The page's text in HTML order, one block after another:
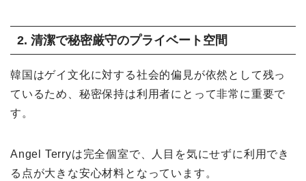
2. 清潔で秘密厳守のプライベート空間
韓国はゲイ文化に対する社会的偏見が依然として残っ
ているため、秘密保持は利用者にとって非常に重要で
す。
Angel Terryは完全個室で、人目を気にせずに利用でき
る点が大きな安心材料となっています。